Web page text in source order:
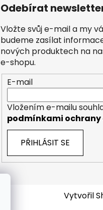
Odebírat
Vložte svůj e-mail a my
budeme zasílat
nových produktech na
e-shopu.
E-mail
Vložením e-mailu
podmínkami
PŘIHLÁSIT SE
Vytvořil